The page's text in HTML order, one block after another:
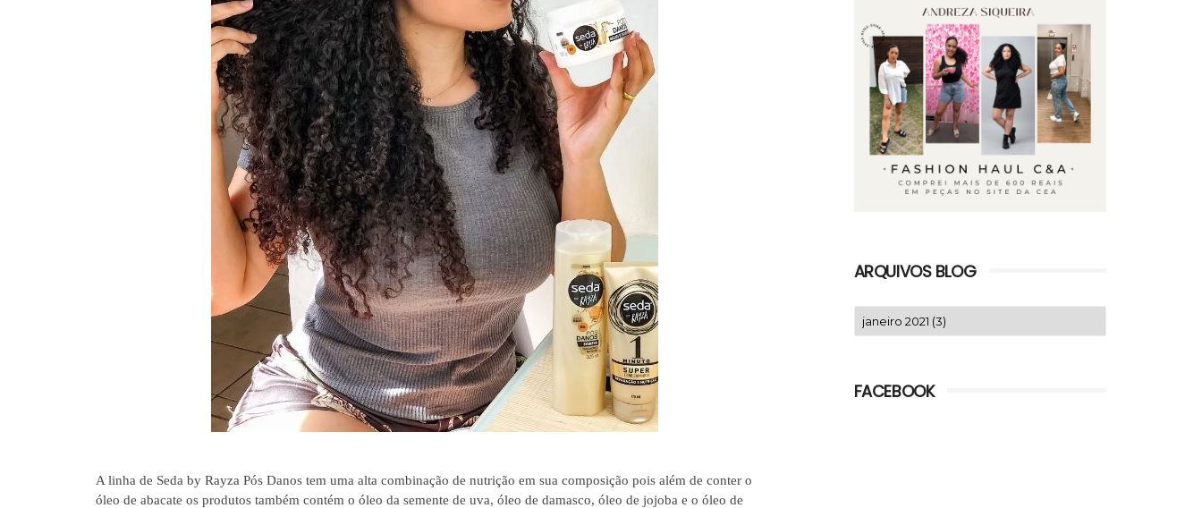
A linha de Seda by Rayza Pós Danos tem uma alta combinação de nutrição em sua composição pois além de conter o
óleo de abacate os produtos também contém o óleo da semente de uva, óleo de damasco, óleo de jojoba e o óleo de
ARQUIVOS BLOG
FACEBOOK